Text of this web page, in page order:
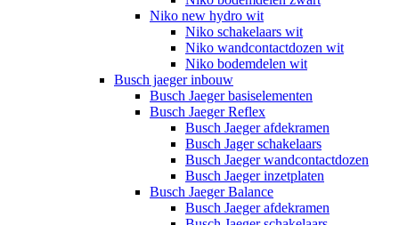
Niko new hydro wit
Niko schakelaars wit
Niko wandcontactdozen wit
Niko bodemdelen wit
Busch jaeger inbouw
Busch Jaeger basiselementen
Busch Jaeger Reflex
Busch Jaeger afdekramen
Busch Jager schakelaars
Busch Jaeger wandcontactdozen
Busch Jaeger inzetplaten
Busch Jaeger Balance
Busch Jaeger afdekramen